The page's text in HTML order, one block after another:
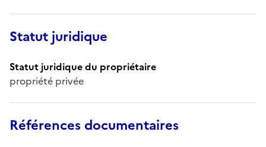
Statut juridique
Statut juridique du propriétaire
propriété privée
Références documentaires